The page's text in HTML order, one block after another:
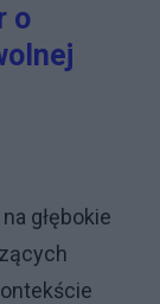
o
głębokie